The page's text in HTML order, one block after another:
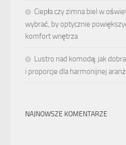
Ciepła czy zimna biel w
wybrać, by optycznie
komfort wnętrza
Lustro nad komodą: jak
i proporcje dla harmonijnej
NAJNOWSZE KOMENTARZE